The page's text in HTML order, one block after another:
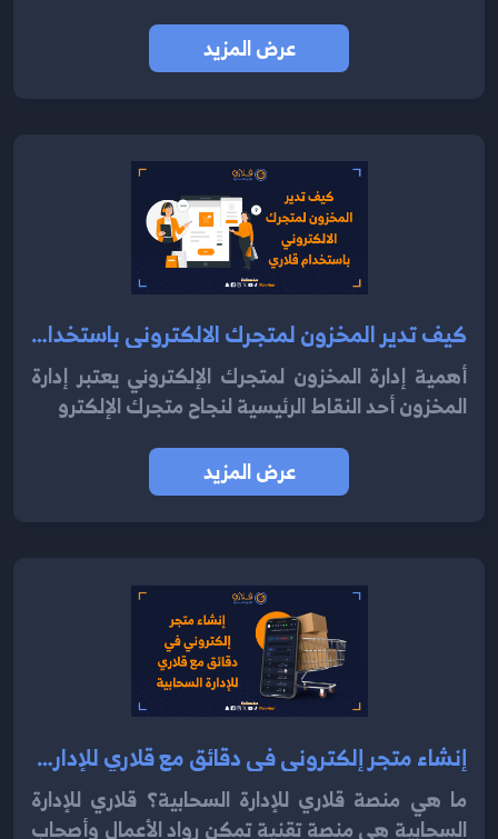
عرض المزيد
كيف تدير المخزون لمتجرك الالكتروني باستخدام قلاري 2024
أهمية إدارة المخزون لمتجرك الإلكتروني يعتبر إدارة
المخزون أحد النقاط الرئيسية لنجاح متجرك الإلكترو
عرض المزيد
إنشاء متجر إلكتروني في دقائق مع قلاري للإدارة السحابية 2024
ما هي منصة قلاري للإدارة السحابية؟ قلاري للإدارة
السحابية هي منصة تقنية تمكن رواد الأعمال وأصحاب